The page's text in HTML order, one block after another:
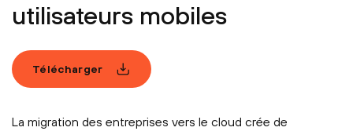
utilisateurs mobiles
Télécharger
La migration des entreprises vers le cloud crée de